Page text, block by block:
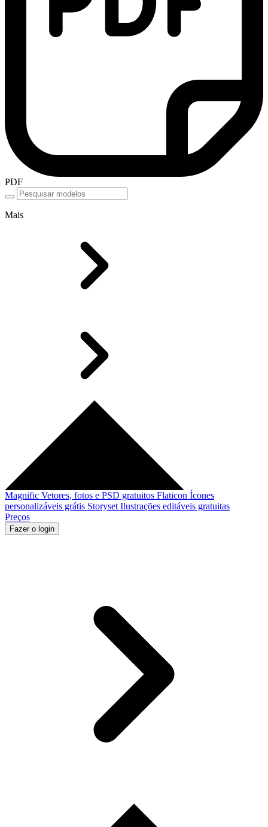
PDF
Mais
Magnific Vetores, fotos e PSD gratuitos Flaticon Ícones
personalizáveis grátis Storyset Ilustrações editáveis gratuitas
Preços
Fazer o login